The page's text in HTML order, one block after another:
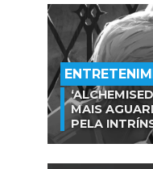
MAIS
PELA